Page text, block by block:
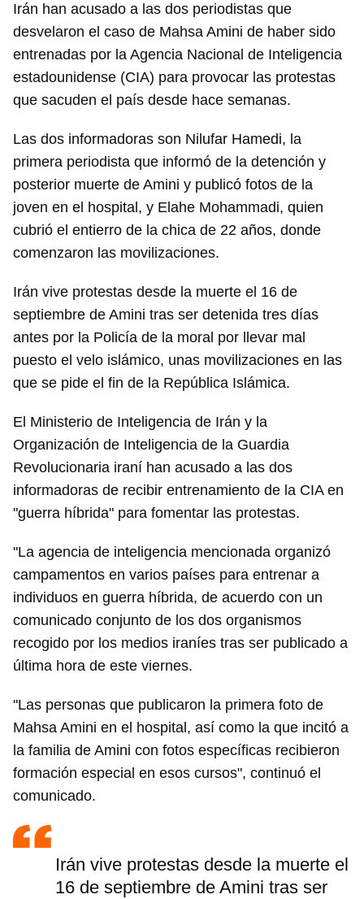
Irán han acusado a las dos periodistas que
desvelaron el caso de Mahsa Amini de haber sido
entrenadas por la Agencia Nacional de Inteligencia
estadounidense (CIA) para provocar las protestas
que sacuden el país desde hace semanas.
Las dos informadoras son Nilufar Hamedi, la
primera periodista que informó de la detención y
posterior muerte de Amini y publicó fotos de la
joven en el hospital, y Elahe Mohammadi, quien
cubrió el entierro de la chica de 22 años, donde
comenzaron las movilizaciones.
Irán vive protestas desde la muerte el 16 de
septiembre de Amini tras ser detenida tres días
antes por la Policía de la moral por llevar mal
puesto el velo islámico, unas movilizaciones en las
que se pide el fin de la República Islámica.
El Ministerio de Inteligencia de Irán y la
Organización de Inteligencia de la Guardia
Revolucionaria iraní han acusado a las dos
informadoras de recibir entrenamiento de la CIA en
"guerra híbrida" para fomentar las protestas.
"La agencia de inteligencia mencionada organizó
campamentos en varios países para entrenar a
individuos en guerra híbrida, de acuerdo con un
comunicado conjunto de los dos organismos
recogido por los medios iraníes tras ser publicado a
última hora de este viernes.
"Las personas que publicaron la primera foto de
Mahsa Amini en el hospital, así como la que incitó a
la familia de Amini con fotos específicas recibieron
formación especial en esos cursos", continuó el
comunicado.
Irán vive protestas desde la muerte el
16 de septiembre de Amini tras ser